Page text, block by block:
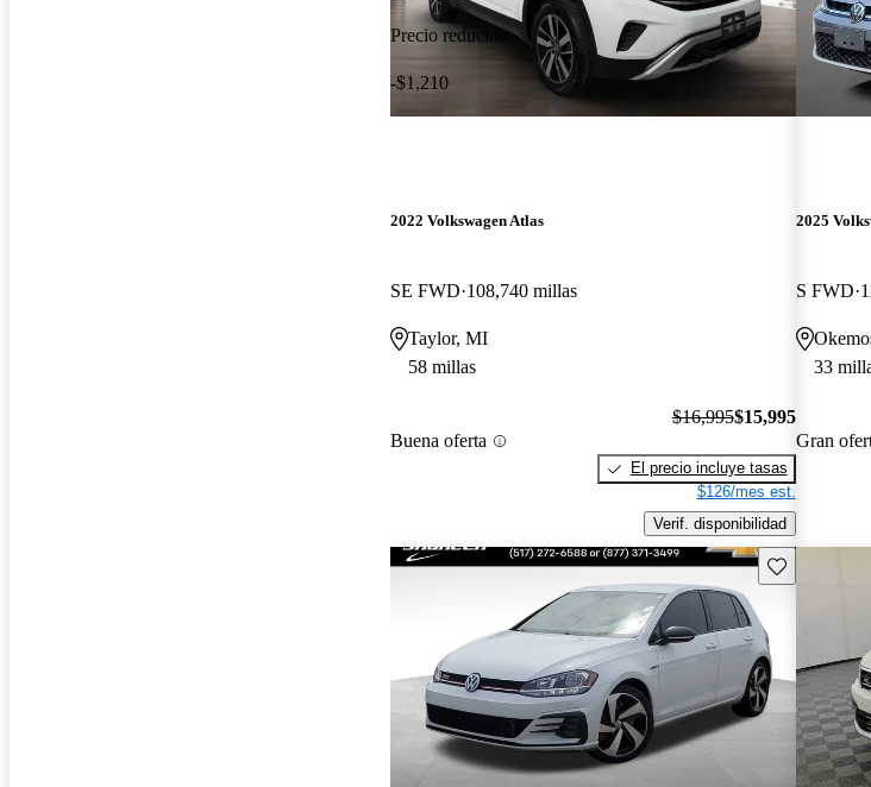
Precio reducido
-$1,210
2022 Volkswagen Atlas
SE FWD 108,740 millas
Taylor, MI
58 millas
Buena oferta
$16,995$15,995
El precio incluye tasas
$126/mes est.
Verif. disponibilidad
2025
S FWD
33
Gran
Guarda este